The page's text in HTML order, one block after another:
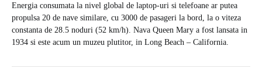
Energia consumata la nivel global de laptop-uri si telefoane ar putea
propulsa 20 de nave similare, cu 3000 de pasageri la bord, la o viteza
constanta de 28.5 noduri (52 km/h). Nava Queen Mary a fost lansata in
1934 si este acum un muzeu plutitor, in Long Beach – California.